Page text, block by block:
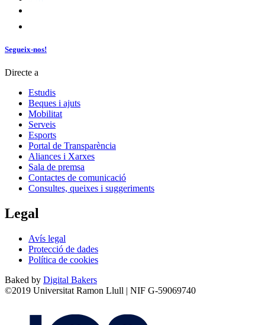
Segueix-nos!
Directe a
Estudis
Beques i ajuts
Mobilitat
Serveis
Esports
Portal de Transparència
Aliances i Xarxes
Sala de premsa
Contactes de comunicació
Consultes, queixes i suggeriments
Legal
Avís legal
Protecció de dades
Política de cookies
Baked by Digital Bakers
©2019 Universitat Ramon Llull | NIF G-59069740